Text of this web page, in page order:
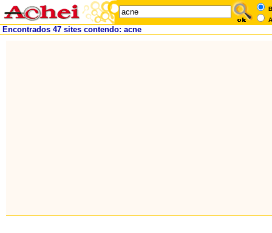
Encontrados 47 sites contendo: acne